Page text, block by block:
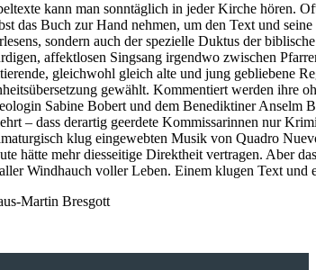
kann man sonntäglich in jeder Kirche hören.
das Buch zur Hand nehmen, um den Text und
sondern auch der spezielle Duktus der
affektlosen Singsang irgendwo zwischen
gleichwohl gleich alte und jung gebliebene
gewählt. Kommentiert werden ihre
Sabine Bobert und dem Benediktiner Anselm
– dass derartig geerdete Kommissarinnen nur
klug eingewebten Musik von Quadro
hätte mehr diesseitige Direktheit vertragen. Aber
Windhauch voller Leben. Einem klugen Text und
Martin Bresgott